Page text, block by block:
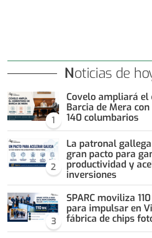
Noticias de
1
Covelo ampliará el
Barcia de Mera
140 columbarios
2
La patronal
gran pacto para
productividad y
inversiones
3
SPARC moviliza
para impulsar en
fábrica de chips